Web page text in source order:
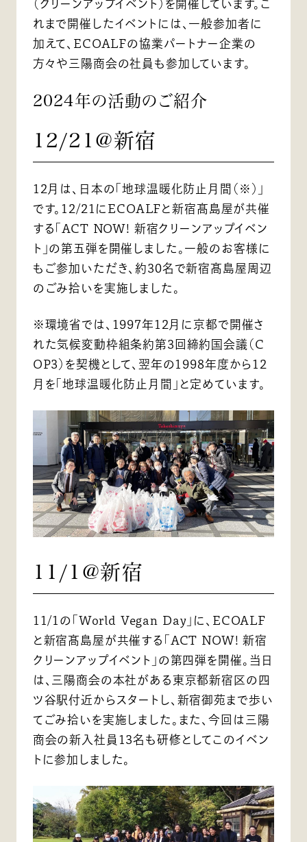
（クリーンアップイベント）を開催しています。こ
れまで開催したイベントには、一般参加者に
加えて、ECOALFの協業パートナー企業の
方々や三陽商会の社員も参加しています。
2024年の活動のご紹介
12/21@新宿
12月は、日本の「地球温暖化防止月間（※）」
です。12/21にECOALFと新宿髙島屋が共催
する「ACT NOW! 新宿クリーンアップイベン
ト」の第五弾を開催しました。一般のお客様に
もご参加いただき、約30名で新宿髙島屋周辺
のごみ拾いを実施しました。
※環境省では、1997年12月に京都で開催さ
れた気候変動枠組条約第3回締約国会議（C
OP3）を契機として、翌年の1998年度から12
月を「地球温暖化防止月間」と定めています。
11/1@新宿
11/1の「World Vegan Day」に、ECOALF
と新宿髙島屋が共催する「ACT NOW! 新宿
クリーンアップイベント」の第四弾を開催。当日
は、三陽商会の本社がある東京都新宿区の四
ツ谷駅付近からスタートし、新宿御苑まで歩い
てごみ拾いを実施しました。また、今回は三陽
商会の新入社員13名も研修としてこのイベン
トに参加しました。